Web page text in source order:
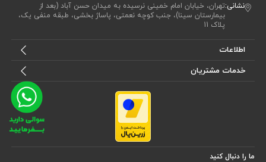
نشانی:تهران، خیابان امام خمینی نرسیده به میدان حسن آباد (بعد از
بیمارستان سینا)، جنب کوچه نعمتی، پاساژ بخشی، طبقه منفی یک،
پلاک 11
اطلاعات
خدمات مشتریان
ما را دنبال کنید